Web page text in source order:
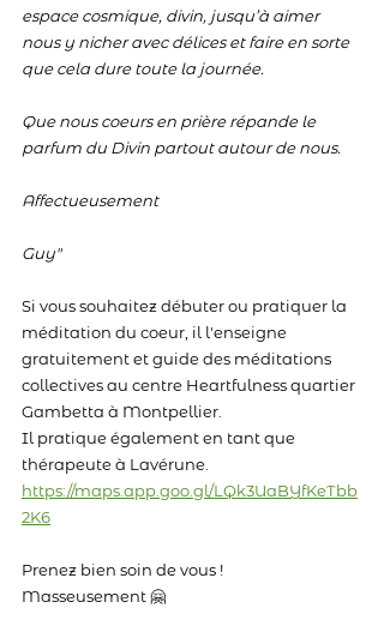
espace cosmique, divin, jusqu’à aimer
nous y nicher avec délices et faire en sorte
que cela dure toute la journée.
Que nous coeurs en prière répande le
parfum du Divin partout autour de nous.
Affectueusement
Guy"
Si vous souhaitez débuter ou pratiquer la
méditation du coeur, il l'enseigne
gratuitement et guide des méditations
collectives au centre Heartfulness quartier
Gambetta à Montpellier.
Il pratique également en tant que
thérapeute à Lavérune.
https://maps.app.goo.gl/LQk3UaBYfKeTbb
2K6
Prenez bien soin de vous !
Masseusement 🤗